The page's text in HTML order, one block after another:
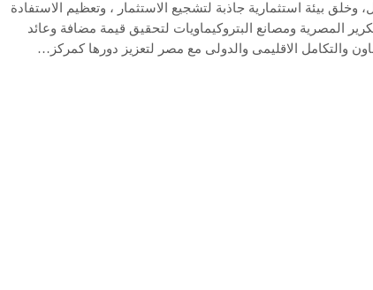
وخلق بيئة استثمارية جاذبة لتشجيع الاستثمار ، وتعظيم الاستفادة
المصرية ومصانع البتروكيماويات لتحقيق قيمة مضافة وعائد
والتكامل الاقليمى والدولى مع مصر لتعزيز دورها كمركز…